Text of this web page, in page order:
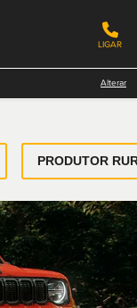
LIGAR
Alterar
PRODUTOR